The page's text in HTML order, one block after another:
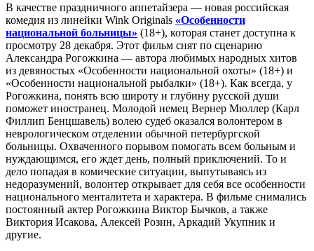
В качестве праздничного аппетайзера — новая российская
комедия из линейки Wink Originals «Особенности
национальной больницы» (18+), которая станет доступна к
просмотру 28 декабря. Этот фильм снят по сценарию
Александра Рогожкина — автора любимых народных хитов
из девяностых «Особенности национальной охоты» (18+) и
«Особенности национальной рыбалки» (18+). Как всегда, у
Рогожкина, понять всю широту и глубину русской души
поможет иностранец. Молодой немец Вернер Мюллер (Карл
Филлип Бенцшавель) волею судеб оказался волонтером в
неврологическом отделении обычной петербургской
больницы. Охваченного порывом помогать всем больным и
нуждающимся, его ждет день, полный приключений. То и
дело попадая в комические ситуации, выпутываясь из
недоразумений, волонтер открывает для себя все особенности
национального менталитета и характера. В фильме снимались
постоянный актер Рогожкина Виктор Бычков, а также
Виктория Исакова, Алексей Розин, Аркадий Укупник и
другие.